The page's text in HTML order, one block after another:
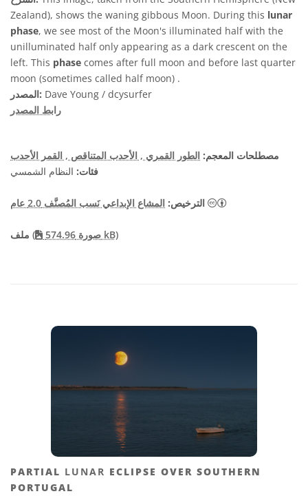
Zealand), shows the waning gibbous Moon. During this lunar
phase, we see most of the Moon's illuminated half with the
unilluminated half only appearing as a dark crescent on the
left. This phase comes after full moon and before last quarter
moon (sometimes called half moon) .
المصدر: Dave Young / dcysurfer
رابط المصدر
مصطلحات المعجم: الطور القمري , الأحدب المتناقص , القمر الأحدب
فئات: النظام الشمسي
الترخيص: المشاع الإبداعي نَسب المُصنَّف 2.0 عام
ملف ( صورة 574.96 kB)
PARTIAL LUNAR ECLIPSE OVER SOUTHERN
PORTUGAL